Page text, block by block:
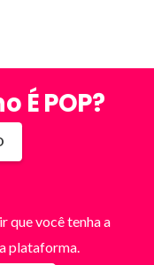
É POP?
que você tenha a
plataforma.